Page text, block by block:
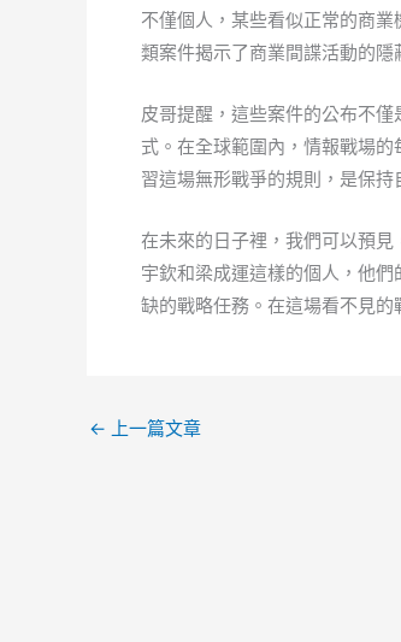
不僅個人，某些看似正常的商
類案件揭示了商業間諜活動的隱
皮哥提醒，這些案件的公布不
式。在全球範圍內，情報戰場
習這場無形戰爭的規則，是保持
在未來的日子裡，我們可以預
宇欽和梁成運這樣的個人，他
缺的戰略任務。在這場看不見的
← 上一篇文章